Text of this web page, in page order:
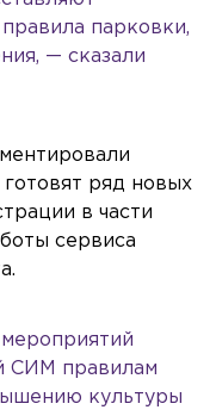
парковки,
— сказали
ряд новых
в части
сервиса
СИМ правилам
культуры